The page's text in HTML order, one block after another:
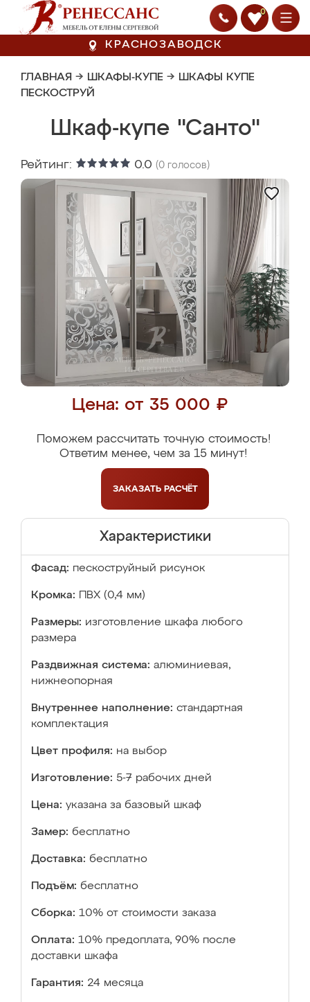
0
КРАСНОЗАВОДСК
ГЛАВНАЯ → ШКАФЫ-КУПЕ → ШКАФЫ КУПЕ
ПЕСКОСТРУЙ
Шкаф-купе "Санто"
Рейтинг: 0.0 (0 голосов)
Цена: от 35 000 ₽
Поможем рассчитать точную стоимость!
Ответим менее, чем за 15 минут!
ЗАКАЗАТЬ РАСЧЁТ
Характеристики
Фасад: пескоструйный рисунок
Кромка: ПВХ (0,4 мм)
Размеры: изготовление шкафа любого
размера
Раздвижная система: алюминиевая,
нижнеопорная
Внутреннее наполнение: стандартная
комплектация
Цвет профиля: на выбор
Изготовление: 5-7 рабочих дней
Цена: указана за базовый шкаф
Замер: бесплатно
Доставка: бесплатно
Подъём: бесплатно
Сборка: 10% от стоимости заказа
Оплата: 10% предоплата, 90% после
доставки шкафа
Гарантия: 24 месяца